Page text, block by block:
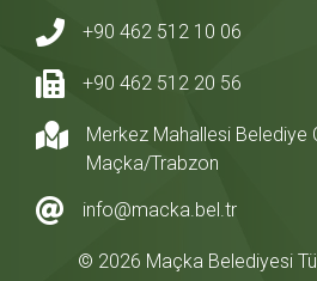
+90 462 512 10 06
+90 462 512 20 56
Merkez Mahallesi Belediye
Maçka/Trabzon
info@macka.bel.tr
© 2026 Maçka Belediyesi